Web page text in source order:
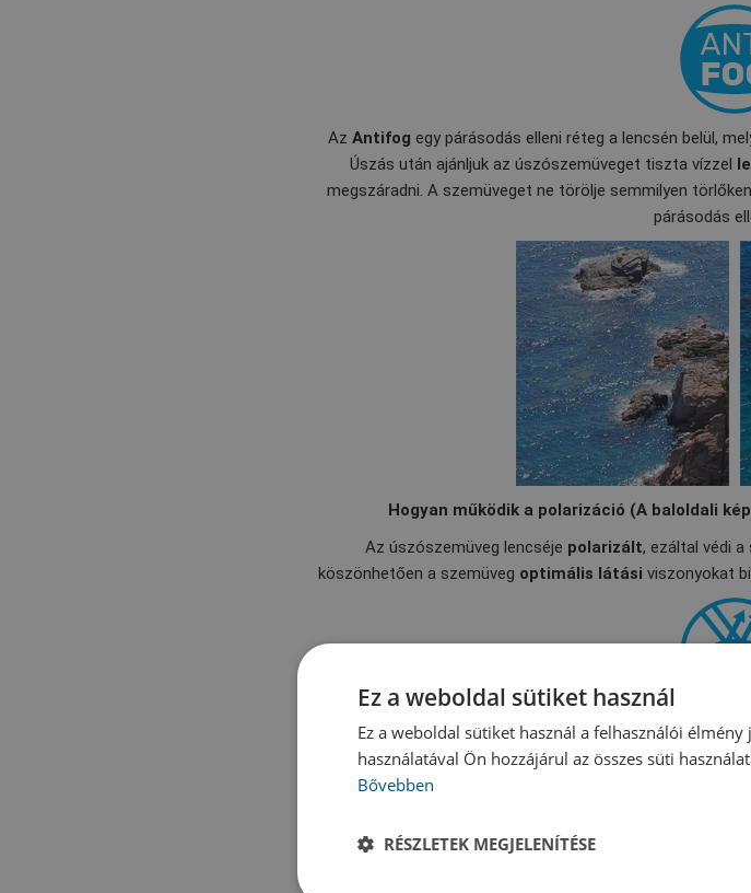
Az Antifog egy párásodás elleni réteg a lencsén belül,
Úszás után ajánljuk az úszószemüveget tiszta vízzel
megszáradni. A szemüveget ne törölje semmilyen
párásodás
Hogyan működik a polarizáció (A baloldali
Az úszószemüveg lencséje polarizált, ezáltal védi
köszönhetően a szemüveg optimális látási viszonyokat
UV filterelnyeli az UVA és UVB sugarakat, amelyek a
beltéri úszásra
Ez a weboldal sütiket használ
Ez a weboldal sütiket használ a felhasználói
használatával Ön hozzájárul az összes süti
Bővebben
RÉSZLETEK MEGJELENÍTÉSE